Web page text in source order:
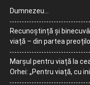
Dumnezeu…
Recunoștință și
viață – din partea
Marșul pentru viață la
Orhei: „Pentru viață, cu